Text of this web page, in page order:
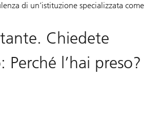
di un’istituzione specializzata come
Chiedete
l’hai preso?